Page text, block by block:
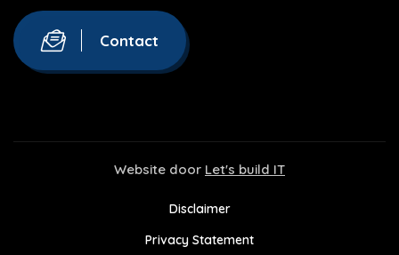
Contact
Website door Let's build IT
Disclaimer
Privacy Statement